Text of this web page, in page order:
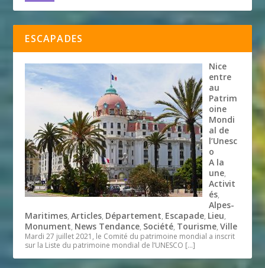
ESCAPADES
Nice
entre
au
Patrim
oine
Mondi
al de
l’Unesc
o
A la
une,
Activit
és,
Alpes-
Maritimes,Articles, Département, Escapade, Lieu,
Monument, News Tendance, Société, Tourisme,Ville
Mardi 27 juillet 2021, le Comité du patrimoine mondial a inscrit
sur la Liste du patrimoine mondial de l’UNESCO […]